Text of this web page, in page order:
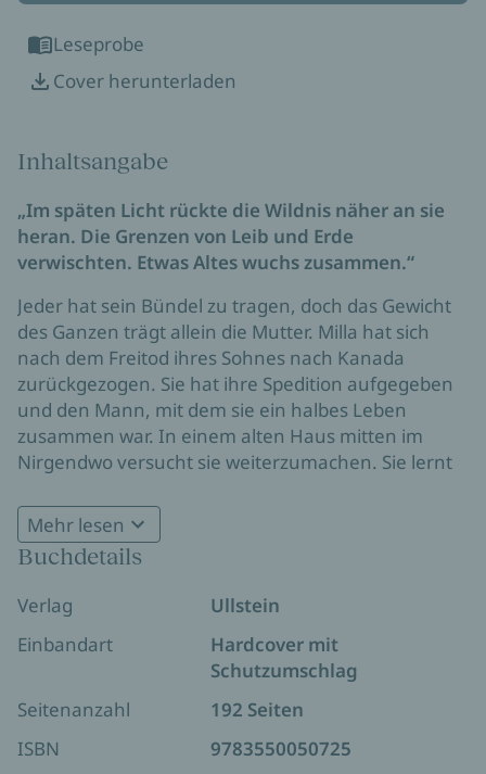
Leseprobe
Cover herunterladen
Inhaltsangabe
„Im späten Licht rückte die Wildnis näher an sie
heran. Die Grenzen von Leib und Erde
verwischten. Etwas Altes wuchs zusammen.“
Jeder hat sein Bündel zu tragen, doch das Gewicht
des Ganzen trägt allein die Mutter. Milla hat sich
nach dem Freitod ihres Sohnes nach Kanada
zurückgezogen. Sie hat ihre Spedition aufgegeben
und den Mann, mit dem sie ein halbes Leben
zusammen war. In einem alten Haus mitten im
Nirgendwo versucht sie weiterzumachen. Sie lernt
einen Revolver versetzen will, den sie unter einer
Treppendiele gefunden hat. Zwischen beiden
entsteht etwas, das man eine Freundschaft nennen
könnte, das aber zugleich mehr und weniger ist als
das. Bis sich ihre Wege wieder trennen.
universelle Geschichte von Verlust, Trauer und
Neuanfang. In einer Welt, die kein
Heilsversprechen mehr bereithält, dafür aber die
echte Chance, wieder Boden unter den Füßen zu
gewinnen.
Mehr lesen
Buchdetails
Verlag
Ullstein
Einbandart
Hardcover mit
Schutzumschlag
Seitenanzahl
192 Seiten
ISBN
9783550050725